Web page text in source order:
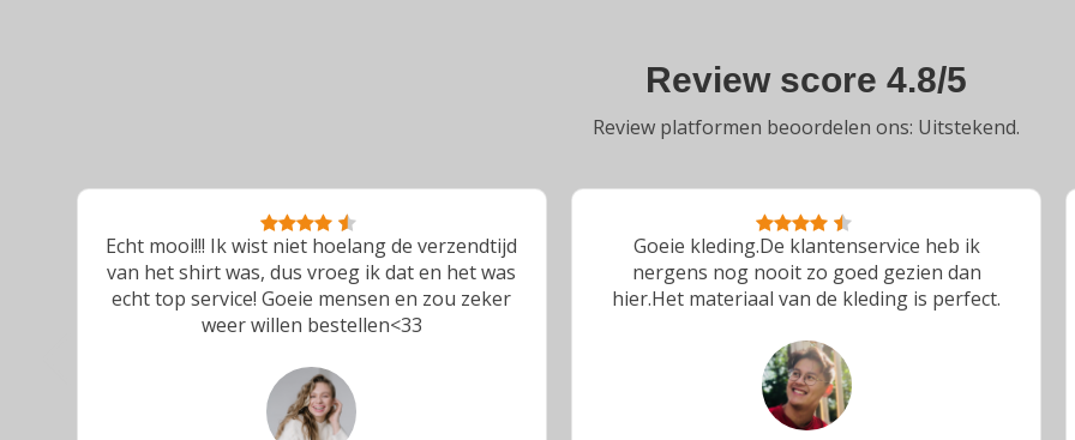
Review score 4.8/5
Review platformen beoordelen ons: Uitstekend.
Goeie kleding.De klantenservice heb ik
nergens nog nooit zo goed gezien dan
hier.Het materiaal van de kleding is perfect.
Toppers!Fijne communicatie gehad met het
bedrijf, en elke keer alles super netjes binnen
gekregen.10/10 bedrijf!